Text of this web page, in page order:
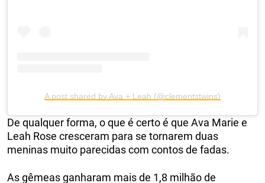
A post shared by Ava + Leah (@clementstwins)
De qualquer forma, o que é certo é que Ava Marie e
Leah Rose cresceram para se tornarem duas
meninas muito parecidas com contos de fadas.
As gêmeas ganharam mais de 1,8 milhão de